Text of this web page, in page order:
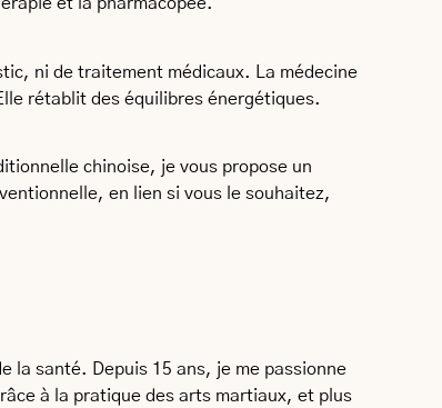
et la pharmacopée.
ni de traitement médicaux. La médecine
rétablit des équilibres énergétiques.
chinoise, je vous propose un
en lien si vous le souhaitez,
la santé. Depuis 15 ans, je me passionne
à la pratique des arts martiaux, et plus